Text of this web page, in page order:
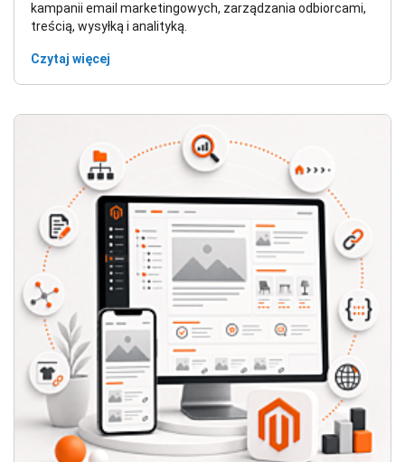
kampanii email marketingowych, zarządzania odbiorcami,
treścią, wysyłką i analityką.
Czytaj więcej